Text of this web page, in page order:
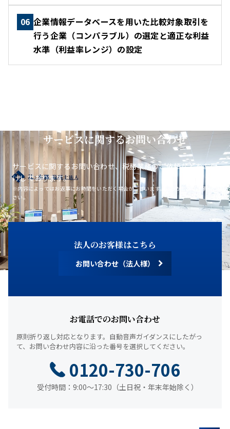
06 企業情報データベースを用いた比較対象取引を
行う企業（コンパラブル）の選定と適正な利益
水準（利益率レンジ）の設定
サービスに関するお問い合わせ
サービスに関するお問い合わせ、税務業務のご依頼などをお受
けしております。
※内容によってはお返事にお時間をいただく場合がございます。あらかじめご了承くだ
さい。
法人のお客様はこちら
お問い合わせ（法人様）
お電話でのお問い合わせ
0120-730-706
受付時間：9:00～17:30（土日祝・年末年始除く）
原則折り返し対応となります。 自動音声ガイダンスにしたがっ
て、 お問い合わせ内容に沿った番号を選択してください。